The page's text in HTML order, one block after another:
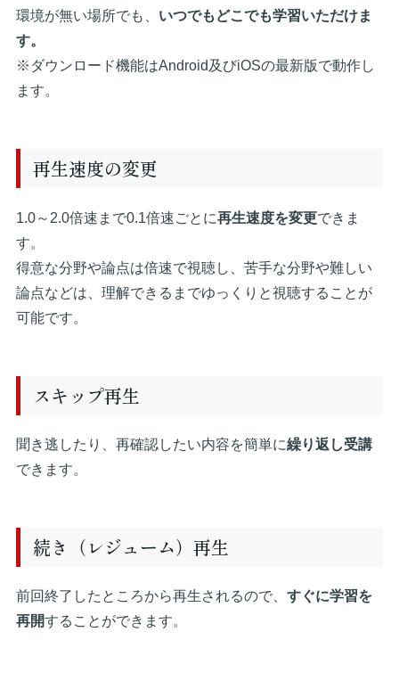
環境が無い場所でも、 いつでもどこでも学習いただけま
す。
※ダウンロード機能はAndroid及びiOSの最新版で動作し
ます。
再生速度の変更
1.0～2.0倍速まで0.1倍速ごとに再生速度を変更できま
す。
得意な分野や論点は倍速で視聴し、苦手な分野や難しい
論点などは、理解できるまでゆっくりと視聴することが
可能です。
スキップ再生
聞き逃したり、再確認したい内容を簡単に繰り返し受講
できます。
続き（レジューム）再生
前回終了したところから再生されるので、 すぐに学習を
再開することができます。